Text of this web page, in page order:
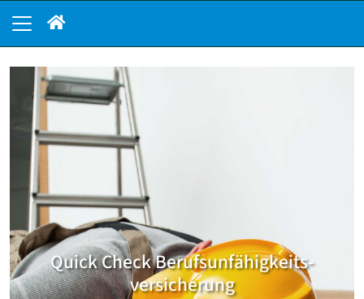
Quick Check Berufsunfähigkeits­
versicherung